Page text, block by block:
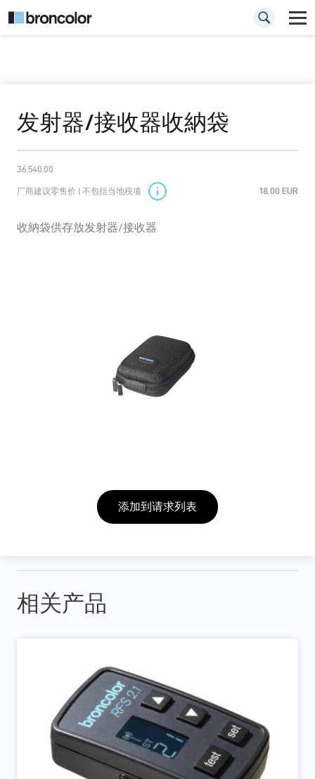
发射器/接收器收納袋
36.540.00
厂商建议零售价 | 不包括当地税项 18.00 EUR
收納袋供存放发射器/接收器
添加到请求列表
相关产品